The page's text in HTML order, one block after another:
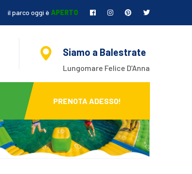
il parco oggi è APERTO
Siamo a Balestrate
Lungomare Felice D'Anna
PRENOTA ADESSO!